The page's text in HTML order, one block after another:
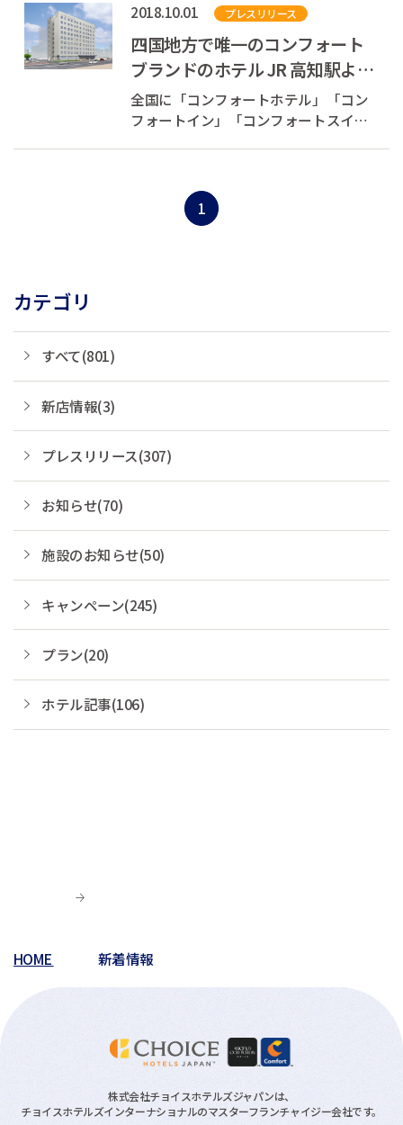
に、世界とまちを元気にできる、そん
な素敵な循環をつくります。 現在、会
員登録キャンペーン...
2018.10.01 プレスリリース
四国地方で唯一のコンフォート
ブランドのホテル JR 高知駅より
徒歩約5分 コンフォートホテル高
知10月1日...
全国に「コンフォートホテル」「コン
フォートイン」「コンフォートスイー
チョイスホテルズジャパン）は、2018
年10月1日（月）、高知県高知市に「コ
1
カテゴリ
すべて(801)
新店情報(3)
プレスリリース(307)
お知らせ(70)
施設のお知らせ(50)
キャンペーン(245)
プラン(20)
ホテル記事(106)
HOME 新着情報
株式会社チョイスホテルズジャパンは、
チョイスホテルズインターナショナルのマスターフランチャイジー会社です。